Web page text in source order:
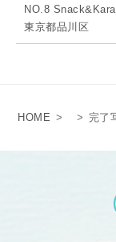
NO.8
東京都品川区
HOME > > 完了